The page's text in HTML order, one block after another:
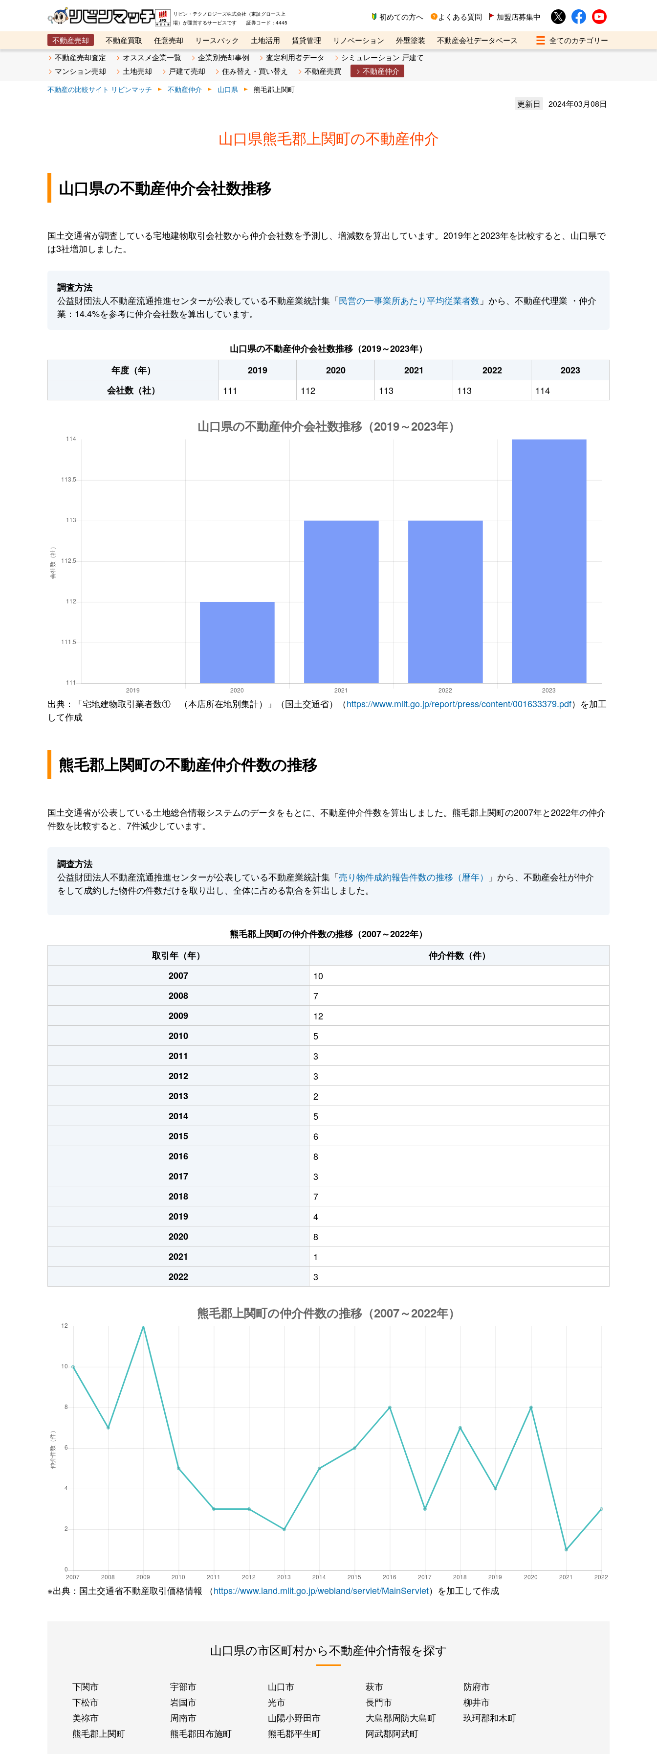
リビン・テクノロジーズ株式会社（東証グロース上
場）が運営するサービスです 証券コード：4445
初めての方へ よくある質問 加盟店募集中
不動産売却 不動産買取 任意売却 リースバック 土地活用 賃貸管理 リノベーション 外壁塗装
不動産会社データベース
メタ住宅展示場
ベスト不動産カンパニー オンライン講座 リビンマガジンBiz 不動産売却ご相談デスク
不動産売却査定 オススメ企業一覧 企業別売却事例 査定利用者データ
シミュレーション 戸建て
マンション売却
土地売却 戸建て売却 住み替え・買い替え 不動産売買 不動産仲介
不動産の比較サイト リビンマッチ 不動産仲介 山口県 熊毛郡上関町
更新日 2024年03月08日
山口県熊毛郡上関町の不動産仲介
山口県の不動産仲介会社数推移
国土交通省が調査している宅地建物取引会社数から仲介会社数を予測し、増減数を算出しています。2019年と2023年を比較すると、山口県で
は3社増加しました。
調査方法
公益財団法人不動産流通推進センターが公表している不動産業統計集「民営の一事業所あたり平均従業者数 」から、不動産代理業 ・仲介
業：14.4%を参考に仲介会社数を算出しています。
山口県の不動産仲介会社数推移（2019～2023年）
年度（年）
2019 2020 2021 2022
2023
会社数（社）
111 112 113 113 114
出典：「宅地建物取引業者数① （本店所在地別集計）」（国土交通省）（https://www.mlit.go.jp/report/press/content/001633379.pdf）を加工
して作成
熊毛郡上関町の不動産仲介件数の推移
国土交通省が公表している土地総合情報システムのデータをもとに、不動産仲介件数を算出しました。熊毛郡上関町の2007年と2022年の仲介
件数を比較すると、7件減少しています。
調査方法
公益財団法人不動産流通推進センターが公表している不動産業統計集「売り物件成約報告件数の推移（暦年）
」から、不動産会社が仲介
をして成約した物件の件数だけを取り出し、全体に占める割合を算出しました。
熊毛郡上関町の仲介件数の推移（2007～2022年）
取引年（年）
仲介件数（件）
2007
10
2008
7
2009
12
2010
5
2011
3
2012
3
2013
2
2014
5
2015
6
2016
8
2017
3
2018
7
2019
4
2020
8
2021
1
2022
3
※出典：国土交通省不動産取引価格情報 （https://www.land.mlit.go.jp/webland/servlet/MainServlet）を加工して作成
山口県の市区町村から不動産仲介情報を探す
下関市 宇部市 山口市 萩市
防府市
下松市
岩国市 光市 長門市
柳井市
美祢市
周南市 山陽小野田市 大島郡周防大島町
玖珂郡和木町
熊毛郡上関町
熊毛郡田布施町 熊毛郡平生町 阿武郡阿武町